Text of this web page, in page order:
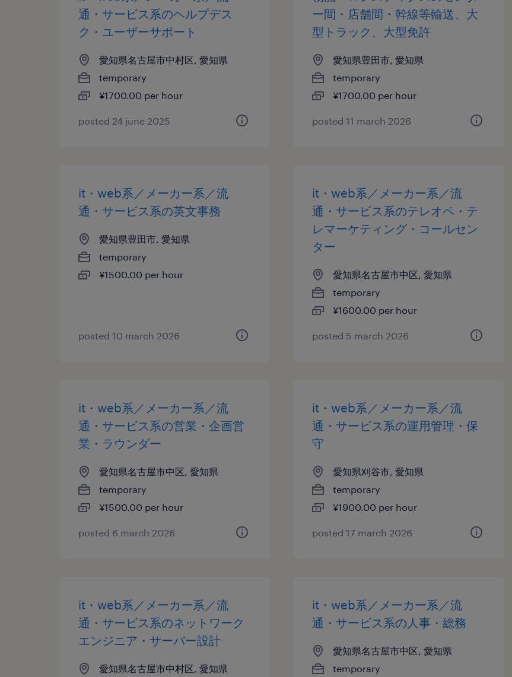
通・サービス系のヘルプデス
ク・ユーザーサポート
愛知県名古屋市中村区, 愛知県
temporary
¥1700.00 per hour
posted 24 june 2025
ー間・店舗間・幹線等輸送、大
型トラック、大型免許
愛知県豊田市, 愛知県
temporary
¥1700.00 per hour
posted 11 march 2026
it・web系／メーカー系／流
通・サービス系の英文事務
愛知県豊田市, 愛知県
temporary
¥1500.00 per hour
posted 10 march 2026
it・web系／メーカー系／流
通・サービス系のテレオペ・テ
レマーケティング・コールセン
ター
愛知県名古屋市中区, 愛知県
temporary
¥1600.00 per hour
posted 5 march 2026
it・web系／メーカー系／流
通・サービス系の営業・企画営
業・ラウンダー
愛知県名古屋市中区, 愛知県
temporary
¥1500.00 per hour
posted 6 march 2026
it・web系／メーカー系／流
通・サービス系の運用管理・保
守
愛知県刈谷市, 愛知県
temporary
¥1900.00 per hour
posted 17 march 2026
it・web系／メーカー系／流
通・サービス系のネットワーク
エンジニア・サーバー設計
愛知県名古屋市中村区, 愛知県
it・web系／メーカー系／流
通・サービス系の人事・総務
愛知県名古屋市中区, 愛知県
temporary